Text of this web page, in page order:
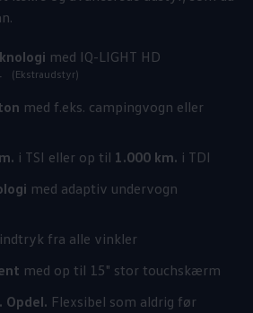
med IQ-LIGHT HD
(Ekstraudstyr)
med f.eks. campingvogn eller
i TSI eller op til 1.000 km. i TDI
med adaptiv undervogn
indtryk fra alle vinkler
med op til 15" stor touchskærm
Opdel. Flexsibel som aldrig før